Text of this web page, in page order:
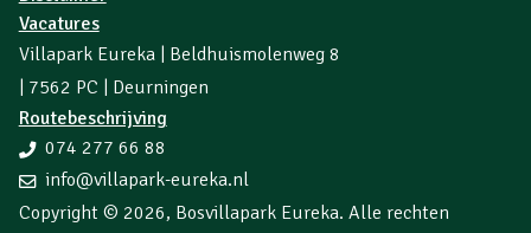
Vacatures
Villapark Eureka | Beldhuismolenweg 8
| 7562 PC | Deurningen
Routebeschrijving
074 277 66 88
info@villapark-eureka.nl
Copyright © 2026, Bosvillapark Eureka. Alle rechten